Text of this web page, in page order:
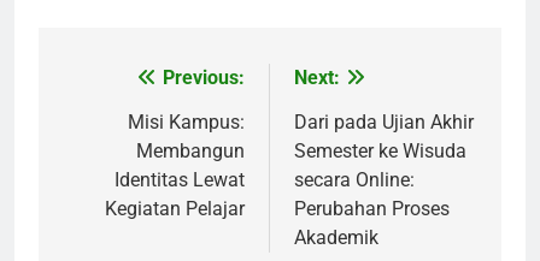
navigation
Previous:
Misi Kampus:
Membangun
Identitas Lewat
Kegiatan Pelajar
Next:
Dari pada Ujian Akhir
Semester ke Wisuda
secara Online:
Perubahan Proses
Akademik